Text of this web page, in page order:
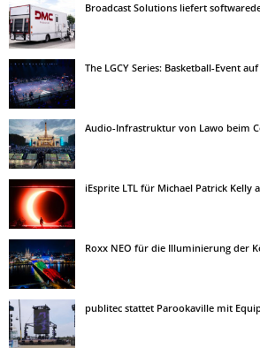
Broadcast Solutions liefert
The LGCY Series: Basketball-Event
Audio-Infrastruktur von Lawo beim
iEsprite LTL für Michael Patrick Kelly
Roxx NEO für die Illuminierung der
publitec stattet Parookaville mit